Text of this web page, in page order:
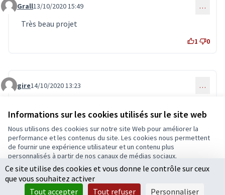
Informations sur les cookies utilisés sur le site web
Nous utilisons des cookies sur notre site Web pour améliorer la
performance et les contenus du site. Les cookies nous permettent
de fournir une expérience utilisateur et un contenu plus
personnalisés à partir de nos canaux de médias sociaux.
Tout accepter
Accepter seulement les cookies essentiels
Commentaire 2162
Grall13/10/2020 15:49 …
Très beau projet
1 0
Commentaire 2168
gire14/10/2020 13:23 …
chat de dehors au moins ils seront a l'abris et protégé
certaines personne les abandonnes est leurs faire du
mal ils ont rien demande eux
pour vu que sa soie pris dans le projet
0 0
Ce site utilise des cookies et vous donne le contrôle sur ceux
que vous souhaitez activer
Tout accepter
Tout refuser Personnaliser